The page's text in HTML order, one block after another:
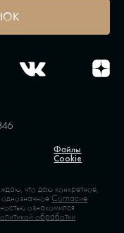
Файлы
Cookie
что даю конкретное,
Согласие
ознакомился
обработки